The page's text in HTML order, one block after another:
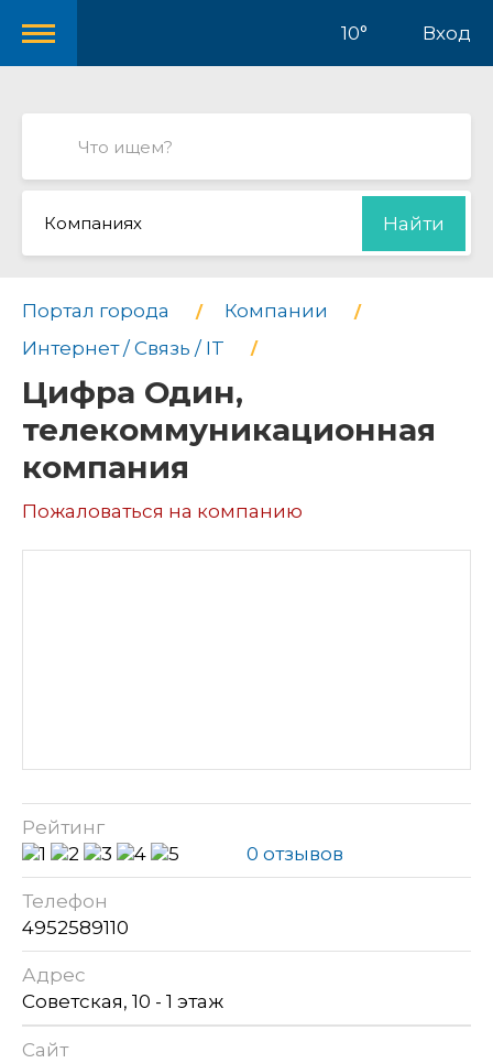
10° Вход
Компаниях Найти
Портал города
Компании
Интернет / Связь / IT
Цифра Один,
телекоммуникационная
компания
Пожаловаться на компанию
Рейтинг
0 отзывов
Телефон
4952589110
Адрес
Советская, 10 - 1 этаж
Сайт